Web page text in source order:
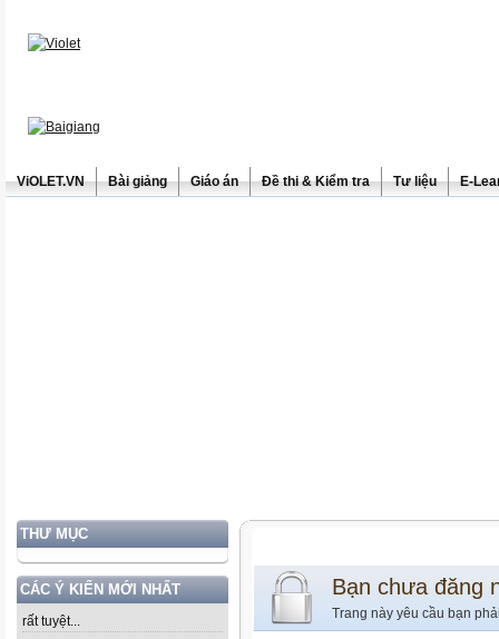
ViOLET.VN Bài giảng Giáo án Đề thi & Kiểm tra Tư liệu E-
THƯ MỤC
CÁC Ý KIẾN MỚI NHẤT
rất tuyệt...
Bạn chưa đăng
Trang này yêu cầu bạn